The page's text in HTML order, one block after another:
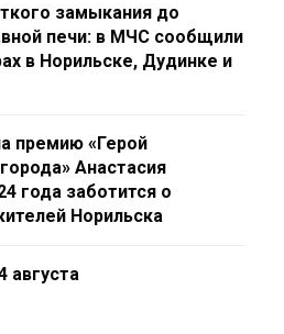
замыкания до
печи: в МЧС сообщили
в Норильске, Дудинке и
премию «Герой
Анастасия
года заботится о
Норильска
августа